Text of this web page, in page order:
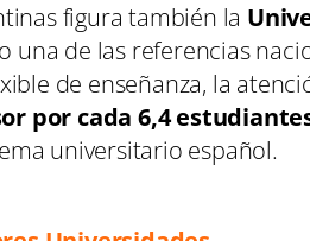
figura también la
una de las referencias
de enseñanza, la
por cada 6,4
universitario español.